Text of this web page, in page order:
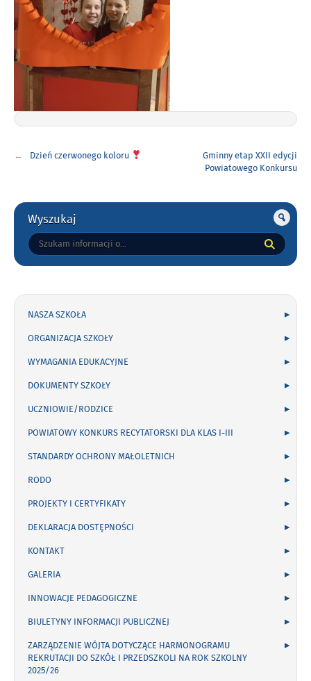
wpisuDzień czerwonego koloru
Gminny etap XXII edycji
Powiatowego Konkursu
wiersze znane i mniej znane”.
Gorne
Wyszukaj
Tutaj
wpisz
NASZA SZKOŁA
ORGANIZACJA SZKOŁY
WYMAGANIA EDUKACYJNE
DOKUMENTY SZKOŁY
UCZNIOWIE/RODZICE
POWIATOWY KONKURS RECYTATORSKI DLA KLAS I-III
STANDARDY OCHRONY MAŁOLETNICH
RODO
PROJEKTY I CERTYFIKATY
DEKLARACJA DOSTĘPNOŚCI
KONTAKT
GALERIA
INNOWACJE PEDAGOGICZNE
BIULETYNY INFORMACJI PUBLICZNEJ
ZARZĄDZENIE WÓJTA DOTYCZĄCE HARMONOGRAMU
REKRUTACJI DO SZKÓŁ I PRZEDSZKOLI NA ROK SZKOLNY
2025/26